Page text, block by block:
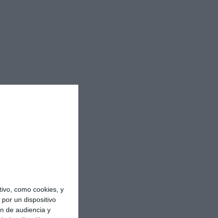
como cookies, y
un dispositivo
de audiencia y